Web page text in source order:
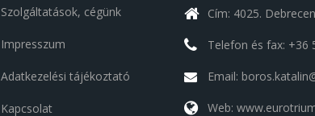
Szolgáltatások, cégünk
Impresszum
Adatkezelési tájékoztató
Kapcsolat
Cím: 4025.
Telefon és fax: +36
Email:
Web: